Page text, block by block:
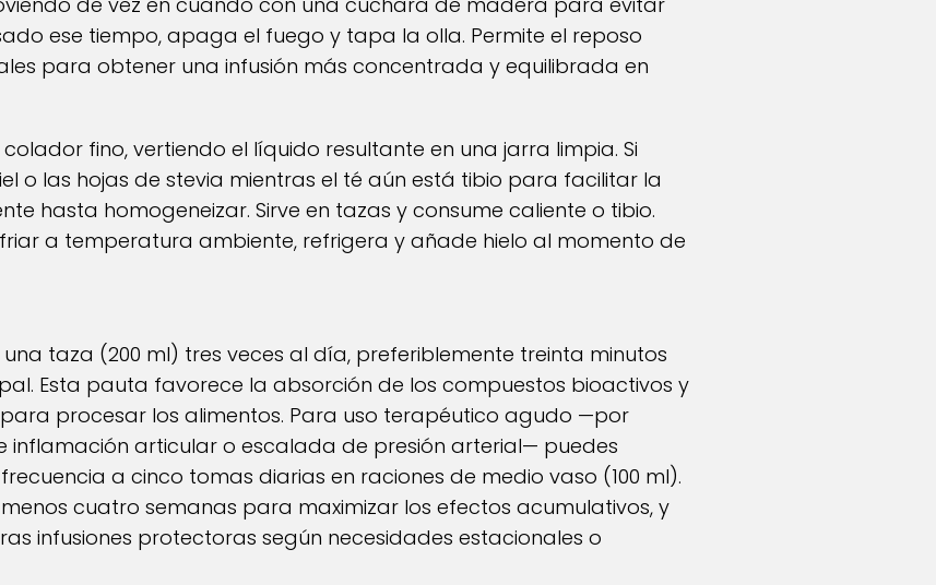
ese tiempo, apaga el fuego y tapa la olla. Permite el reposo
para obtener una infusión más concentrada y equilibrada en
fino, vertiendo el líquido resultante en una jarra limpia. Si
o las hojas de stevia mientras el té aún está tibio para facilitar la
hasta homogeneizar. Sirve en tazas y consume caliente o tibio.
a temperatura ambiente, refrigera y añade hielo al momento de
taza (200 ml) tres veces al día, preferiblemente treinta minutos
Esta pauta favorece la absorción de los compuestos bioactivos y
procesar los alimentos. Para uso terapéutico agudo —por
inflamación articular o escalada de presión arterial— puedes
a cinco tomas diarias en raciones de medio vaso (100 ml).
cuatro semanas para maximizar los efectos acumulativos, y
infusiones protectoras según necesidades estacionales o